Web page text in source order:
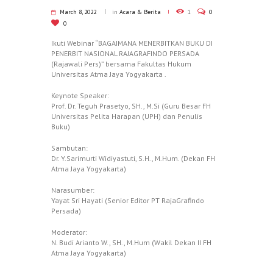
March 8, 2022 in Acara & Berita 1
0
0
Ikuti Webinar “BAGAIMANA MENERBITKAN BUKU DI
PENERBIT NASIONAL RAJAGRAFINDO PERSADA
(Rajawali Pers)” bersama Fakultas Hukum
Universitas Atma Jaya Yogyakarta .
Keynote Speaker:
Prof. Dr. Teguh Prasetyo, SH., M.Si (Guru Besar FH
Universitas Pelita Harapan (UPH) dan Penulis
Buku)
Sambutan:
Dr. Y.Sarimurti Widiyastuti, S.H., M.Hum. (Dekan FH
Atma Jaya Yogyakarta)
Narasumber:
Yayat Sri Hayati (Senior Editor PT RajaGrafindo
Persada)
Moderator:
N. Budi Arianto W., SH., M.Hum (Wakil Dekan II FH
Atma Jaya Yogyakarta)